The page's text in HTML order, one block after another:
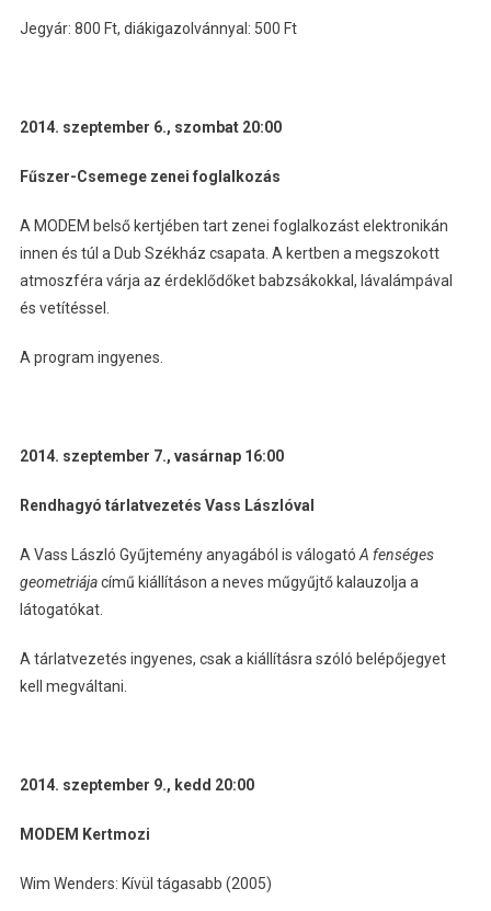
Jegyár: 800 Ft, diákigazolvánnyal: 500 Ft
2014. szeptember 6., szombat 20:00
Fűszer-Csemege zenei foglalkozás
A MODEM belső kertjében tart zenei foglalkozást elektronikán
innen és túl a Dub Székház csapata. A kertben a megszokott
atmoszféra várja az érdeklődőket babzsákokkal, lávalámpával
és vetítéssel.
A program ingyenes.
2014. szeptember 7., vasárnap 16:00
Rendhagyó tárlatvezetés Vass Lászlóval
A Vass László Gyűjtemény anyagából is válogatóA fenséges
geometriájacímű kiállításon a neves műgyűjtő kalauzolja a
látogatókat.
A tárlatvezetés ingyenes, csak a kiállításra szóló belépőjegyet
kell megváltani.
2014. szeptember 9., kedd 20:00
MODEM Kertmozi
Wim Wenders: Kívül tágasabb (2005)